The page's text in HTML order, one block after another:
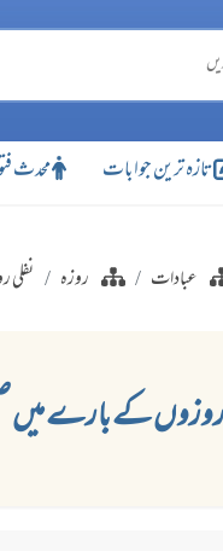
تازہ ترین جوابات محدث
عبادات روزہ
کے بارے میں